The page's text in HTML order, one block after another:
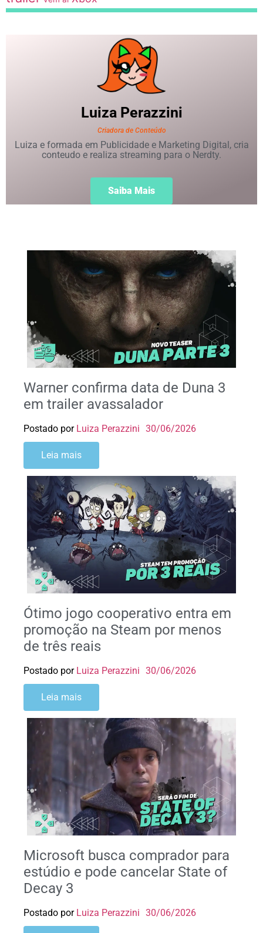
LuizaPerazzini
Criadora de Conteúdo
Luiza e formada em Publicidade e Marketing Digital, cria
conteudo e realiza streaming para o Nerdty.
Saiba Mais
Warner confirma data de Duna 3
em trailer avassalador
Postado por Luiza Perazzini 30/06/2026
Leia mais
Ótimo jogo cooperativo entra em
promoção na Steam por menos
de três reais
Postado por Luiza Perazzini 30/06/2026
Leia mais
Microsoft busca comprador para
estúdio e pode cancelar State of
Decay 3
Postado por Luiza Perazzini 30/06/2026